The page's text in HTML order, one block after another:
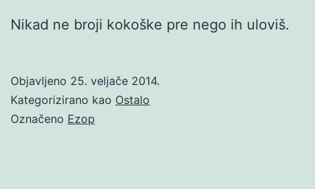
Nikad ne broji kokoške pre nego ih uloviš.
Objavljeno 25. veljače 2014.
Kategorizirano kao Ostalo
Označeno Ezop